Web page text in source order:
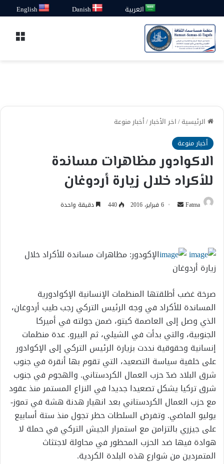
العربية Danish
English
الرئيسية/اخر الأخبار/أخبار منوعة
أخبار منوعة
الاكوادور مظاهرات مساندة
للأكراد خلال زيارة أردوغان
Fatma
أرسل 6 فبراير، 2016 440 دقيقة واحدة
الإكودور: مظاهرات مساندة للأكراد خلال
زيارة أردوغان
صرخة غضب أطلقتها المنظمات الإنسانية الإكوادورية
المساندة للأكراد في وجه الرئيس التركي رجب طيب أردوغان،
الذي وصل إلى العاصمة كيتو، ضمن جولته في أميركا
الجنوبية، والتي بدأت في الشيلي، ثم البيرو. عدة منظمات
إنسانية وحقوقية نددت بزيارة الرئيس التركي إلى الإكوادور
على خلفية سياسة التصعيد، التي تقوم بها أنقرة في جنوب
شرق البلاد ضدّ حزب العمال الكردستاني. والهجوم في جنوب
شرق تركيا يشكل تصعيدا جديدا في النزاع المستمر منذ عقود
مع حزب العمال الكردستاني بعد انهيار هدنة هشة في تموز-
يوليو الماضي. وتفرض السلطات حظر تجول منذ ستة أسابيع
على جيزري بالتزامن مع استمرار الجيش التركي في حملة لا
هوادة فيها ضد الحزب المحظور في محاولة لاجتثاث
المتمردين من شوارع هذه البلدة الكردية.